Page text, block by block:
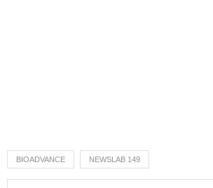
BIOADVANCE NEWSLAB 149